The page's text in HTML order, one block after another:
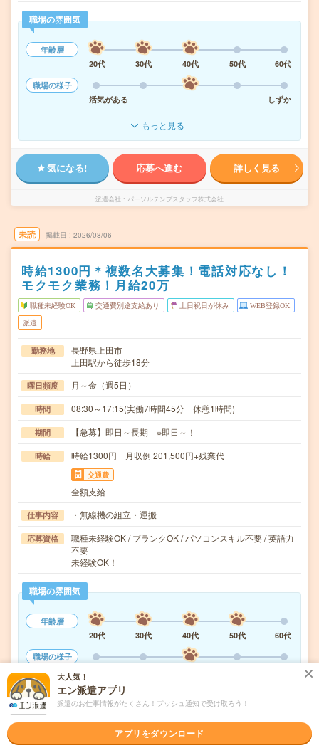
職場の雰囲気
年齢層
20代
30代 40代 50代
60代
職場の様子
活気がある
しずか
もっと見る
気になる! 応募へ進む 詳しく見る
派遣会社 パーソルテンプスタッフ株式会社
未読 掲載日 2026/08/06
時給1300円＊複数名大募集！電話対応なし！
モクモク業務！月給20万
職種未経験OK 交通費別途支給あり 土日祝日が休み WEB登録OK
派遣
勤務地
長野県上田市
上田駅から徒歩18分
曜日頻度 月～金（週5日）
時間 08:30～17:15(実働7時間45分 休憩1時間)
期間 【急募】即日～長期 ※即日～！
時給 時給1300円 月収例 201,500円+残業代
交通費
全額支給
仕事内容 ・無線機の組立・運搬
応募資格
職種未経験OK / ブランクOK / パソコンスキル不要 / 英語力
不要
未経験OK！
職場の雰囲気
年齢層
20代
30代 40代 50代
60代
職場の様子
応募へ進む
大人気！
エン派遣アプリ
派遣のお仕事情報がたくさん！プッシュ通知で受け取ろう！
アプリをダウンロード